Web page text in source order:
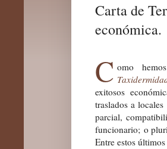
Carta de
económica.
C omo
exitosos
traslados a
parcial,
funcionario; o
Entre estos